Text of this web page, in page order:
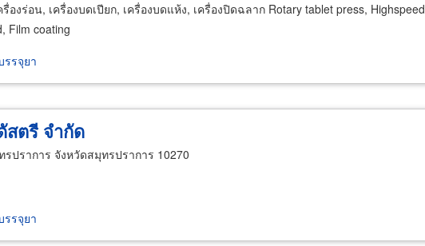
รื่องร่อน, เครื่องบดเปียก, เครื่องบดแห้ง, เครื่องปิดฉลาก Rotary tablet press, Highspeed
Film coating
รจุยา
สตรี จำกัด
รปราการ จังหวัดสมุทรปราการ 10270
รจุยา